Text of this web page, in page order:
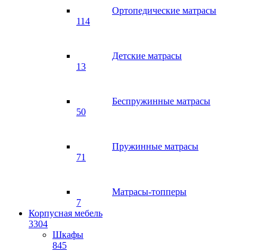
Ортопедические матрасы
114
Детские матрасы
13
Беспружинные матрасы
50
Пружинные матрасы
71
Матрасы-топперы
7
Корпусная мебель
3304
Шкафы
845